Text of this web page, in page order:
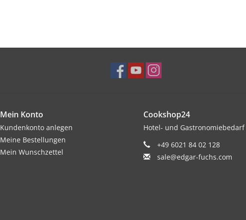
Mein Konto
Kundenkonto anlegen
Meine Bestellungen
Mein Wunschzettel
Cookshop24
Hotel- und Gastronomiebedarf
+49 6021 84 02 128
sale@edgar-fuchs.com